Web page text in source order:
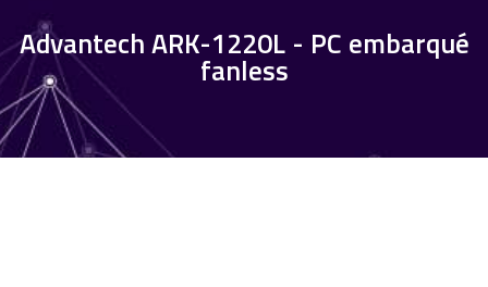
Advantech ARK-1220L - PC embarqué
fanless